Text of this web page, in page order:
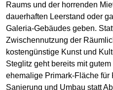
Raums und der horrenden
dauerhaften Leerstand oder
Galeria-Gebäudes geben.
Zwischennutzung der
kostengünstige Kunst und
Steglitz geht bereits mit
ehemalige Primark-Fläche für
Sanierung und Umbau statt